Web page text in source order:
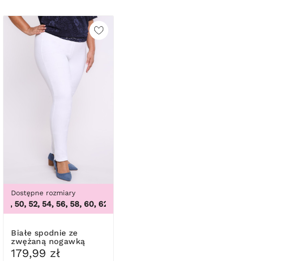
100I, 100J, 100K, 105B, 105C, 105D, 105DD, 105F, 105G, 105H, 105I,
Dostępne rozmiary
50, 52, 54, 56, 58, 60, 62, 64
Białe spodnie ze
zwężaną nogawką
179,99 zł